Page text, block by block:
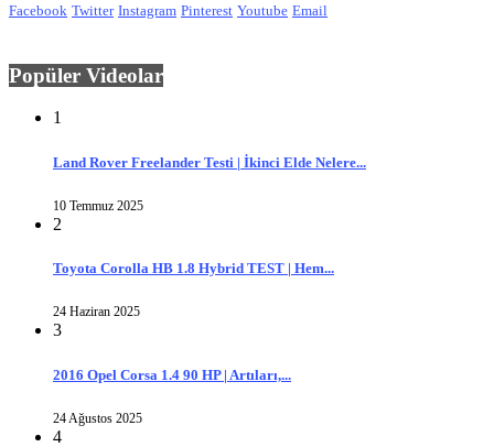
Facebook Twitter Instagram Pinterest Youtube Email
Popüler Videolar
1
Land Rover Freelander Testi | İkinci Elde Nelere...
10 Temmuz 2025
2
Toyota Corolla HB 1.8 Hybrid TEST | Hem...
24 Haziran 2025
3
2016 Opel Corsa 1.4 90 HP | Artıları,...
24 Ağustos 2025
4